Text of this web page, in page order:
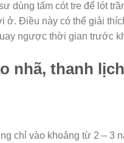
dùng tấm cót tre để lót
ở. Điều này có thể giải
ngược thời gian trước
nhã, thanh lịch
chỉ vào khoảng từ 2 – 3